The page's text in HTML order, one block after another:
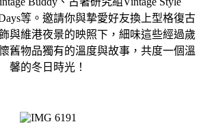
等。邀請你與摯愛好友換上型格復古
與維港夜景的映照下，細味這些經過歲
舊物品獨有的溫度與故事，共度一個溫
馨的冬日時光！